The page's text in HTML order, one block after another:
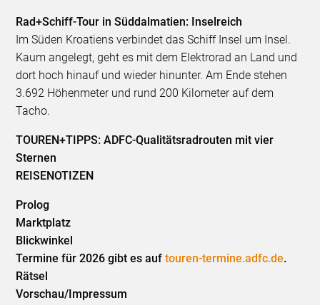
Rad+Schiff-Tour in Süddalmatien: Inselreich
Im Süden Kroatiens verbindet das Schiff Insel um Insel.
Kaum angelegt, geht es mit dem Elektrorad an Land und
dort hoch hinauf und wieder hinunter. Am Ende stehen
3.692 Höhenmeter und rund 200 Kilometer auf dem
Tacho.
TOUREN+TIPPS: ADFC-Qualitätsradrouten mit vier
Sternen
REISENOTIZEN
Prolog
Marktplatz
Blickwinkel
Termine für 2026 gibt es auftouren-termine.adfc.de.
Rätsel
Vorschau/Impressum